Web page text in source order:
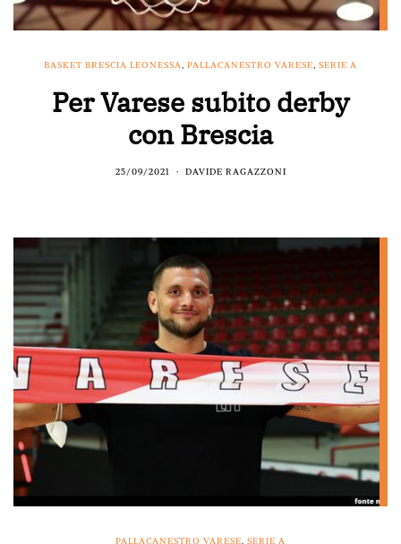
BASKET BRESCIA LEONESSA, PALLACANESTRO VARESE, SERIE A
Per Varese subito derby
con Brescia
25/09/2021 DAVIDE RAGAZZONI
PALLACANESTRO VARESE, SERIE A